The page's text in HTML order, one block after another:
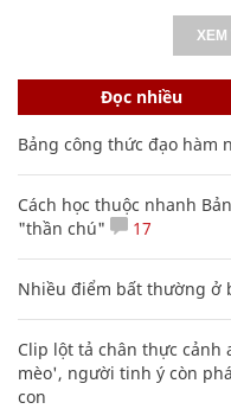
Đọc nhiều
Bảng công thức đạo hàm
Cách học thuộc nhanh
"thần chú"
17
Nhiều điểm bất thường ở
Clip lột tả chân thực
mèo', người tinh ý còn
con